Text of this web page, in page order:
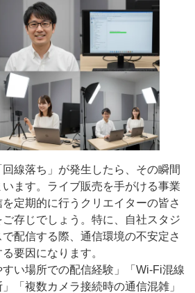
線落ち」が発生したら、その瞬間
ます。ライブ販売を手がける事業
定期的に行うクリエイターの皆さ
存じでしょう。特に、自社スタジ
配信する際、通信環境の不安定さ
要因になります。
すい場所での配信経験」「Wi-Fi混線
「複数カメラ接続時の通信混雑」